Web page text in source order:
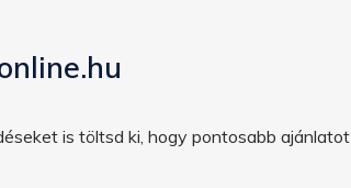
is töltsd ki, hogy pontosabb